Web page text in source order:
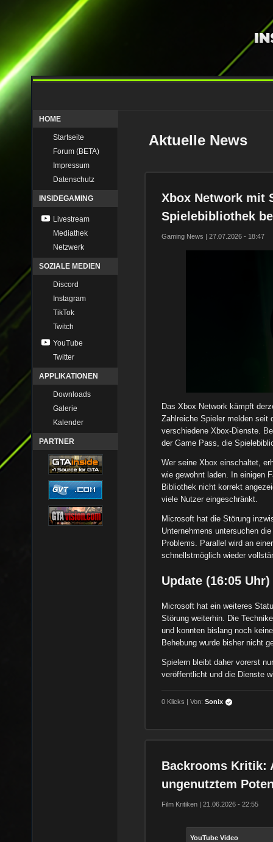
HOME
Startseite
Forum (BETA)
Impressum
Datenschutz
INSIDEGAMING
Livestream
Mediathek
Netzwerk
SOZIALE MEDIEN
Discord
Instagram
TikTok
Twitch
YouTube
Twitter
APPLIKATIONEN
Downloads
Galerie
Kalender
PARTNER
Aktuelle News
Xbox Network mit
Spielebibliothek
Gaming News | 27.07.2026 - 18:47
Das Xbox Network kämpft
Zahlreiche Spieler melden seit
verschiedene Xbox-Dienste.
der Game Pass, die
Wer seine Xbox einschaltet,
wie gewohnt laden. In einigen
Bibliothek nicht korrekt
viele Nutzer eingeschränkt.
Microsoft hat die Störung
Unternehmens untersuchen
Problems. Parallel wird an
schnellstmöglich wieder
Update (16:05 Uhr)
Microsoft hat ein weiteres
Störung weiterhin. Die
und konnten bislang noch
Behebung wurde bisher nicht
Spielern bleibt daher vorerst
veröffentlicht und die Dienste
0 Klicks | Von:Sonix
Backrooms Kritik:
ungenutztem
Film Kritiken | 21.06.2026 - 22:55
YouTube Video